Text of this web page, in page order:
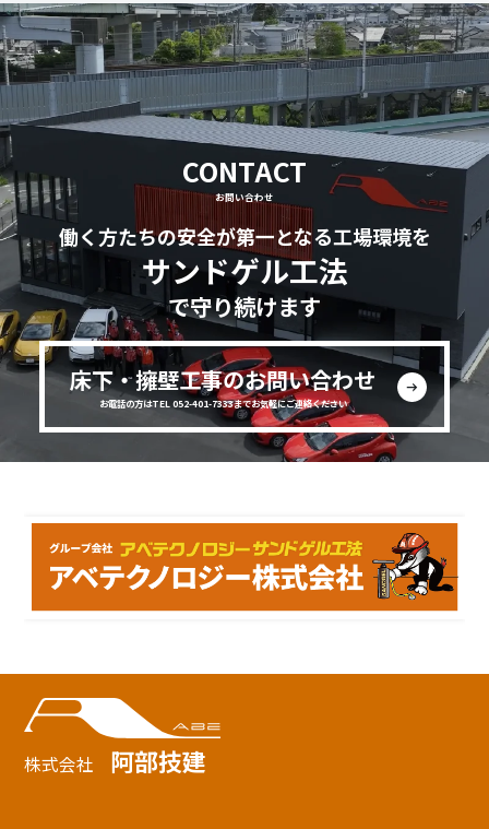
CONTACT
お問い合わせ
働く方たちの安全が第一となる工場環境を
サンドゲル工法
で守り続けます
床下・擁壁工事のお問い合わせ
お電話の方はTEL 052-401-7333までお気軽にご連絡ください
株式会社 阿部技建